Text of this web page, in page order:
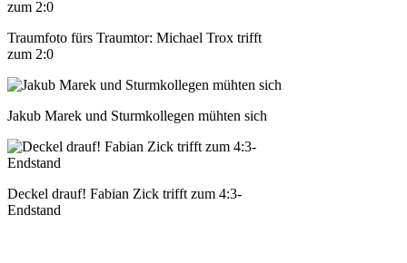
Traumfoto fürs Traumtor: Michael Trox trifft
zum 2:0
Jakub Marek und Sturmkollegen mühten sich
Deckel drauf! Fabian Zick trifft zum 4:3-
Endstand